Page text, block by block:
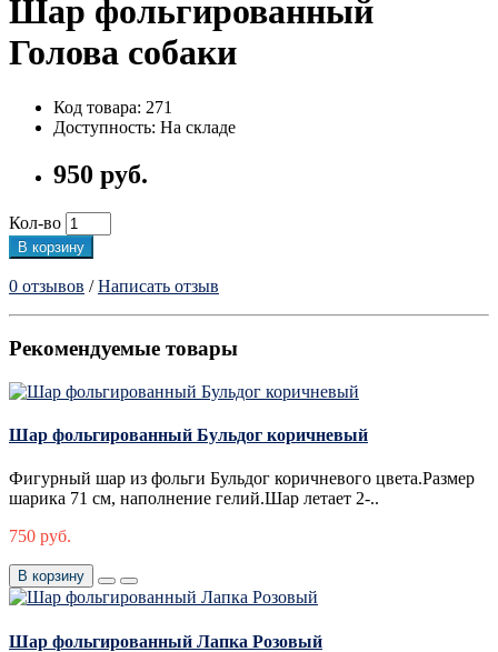
Шар фольгированный
Голова собаки
Код товара: 271
Доступность: На складе
950 руб.
Кол-во
В корзину
0 отзывов /Написать отзыв
Рекомендуемые товары
Шар фольгированный Бульдог коричневый
Фигурный шар из фольги Бульдог коричневого цвета.Размер
шарика 71 см, наполнение гелий.Шар летает 2-..
750 руб.
В корзину
Шар фольгированный Лапка Розовый